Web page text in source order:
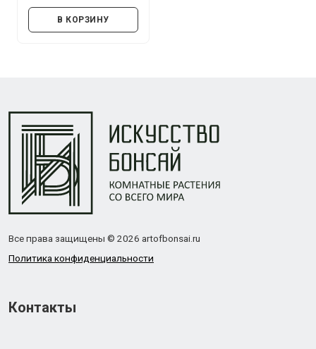
В КОРЗИНУ
Все права защищены © 2026 artofbonsai.ru
Политика конфиденциальности
Контакты